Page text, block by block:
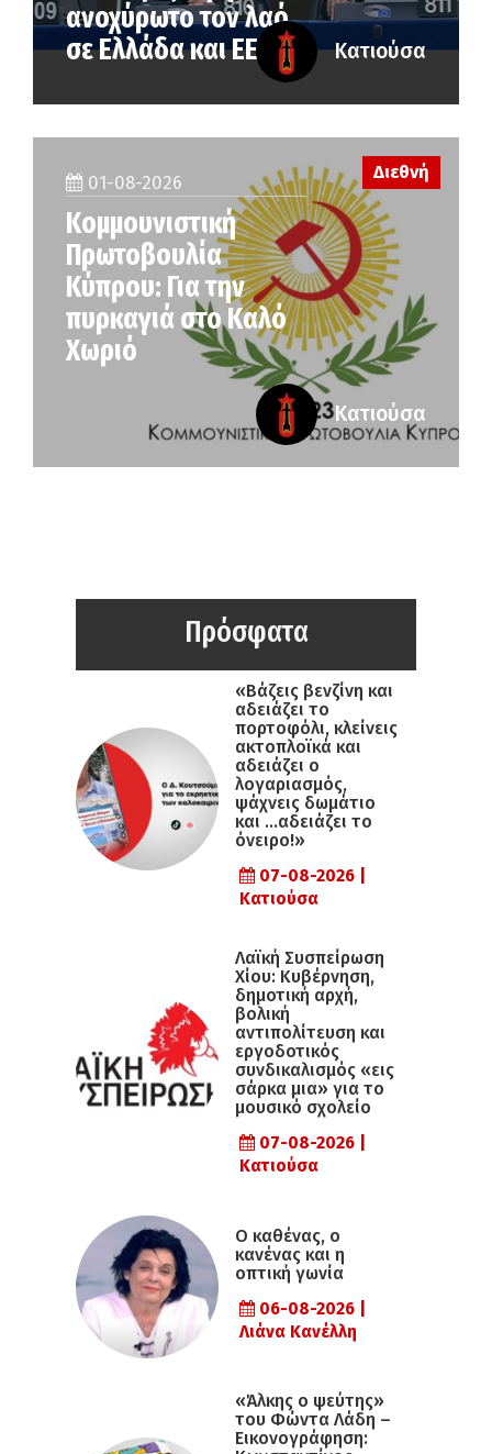
ανοχύρωτο τον λαό
σε Ελλάδα και ΕΕ
Κατιούσα
01-08-2026
Κομμουνιστική
Πρωτοβουλία
Κύπρου: Για την
πυρκαγιά στο Καλό
Χωριό
Διεθνή
Κατιούσα
Πρόσφατα
«Βάζεις βενζίνη και
αδειάζει το
πορτοφόλι, κλείνεις
ακτοπλοϊκά και
αδειάζει ο
λογαριασμός,
ψάχνεις δωμάτιο
και …αδειάζει το
όνειρο!»
07-08-2026 |
Κατιούσα
Λαϊκή Συσπείρωση
Χίου: Κυβέρνηση,
δημοτική αρχή,
βολική
αντιπολίτευση και
εργοδοτικός
συνδικαλισμός «εις
σάρκα μια» για το
μουσικό σχολείο
07-08-2026 |
Κατιούσα
Ο καθένας, ο
κανένας και η
οπτική γωνία
06-08-2026 |
Λιάνα Κανέλλη
«Άλκης ο ψεύτης»
του Φώντα Λάδη –
Εικονογράφηση: